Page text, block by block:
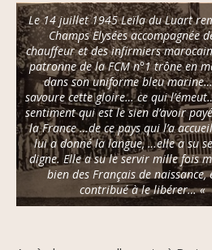
Le 14 juillet 1945 Leïla du Luart
Champs Elysées accompagnée
chauffeur et des infirmiers
patronne de la FCM n°1 trône en
dans son uniforme bleu
savoure cette gloire… ce qui
sentiment qui est le sien d’avoir
la France …de ce pays qui l’a
lui a donné la langue, …elle a su
digne. Elle a su le servir mille fois
bien des Français de naissance,
contribué à le libérer… «